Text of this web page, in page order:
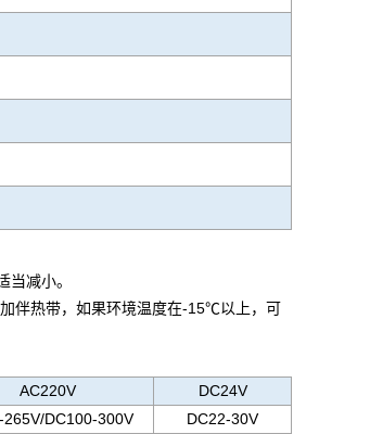
减小。
伴热带，如果环境温度在-15℃以上，可
AC220V
DC24V
265V/DC100-300V
DC22-30V